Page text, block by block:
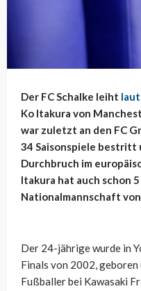
Der FC Schalke leiht
Ko Itakura von
war zuletzt an den FC
34 Saisonspiele bestritt
Durchbruch im
Itakura hat auch schon
Nationalmannschaft
Der 24-jährige wurde in
Finals von 2002, geboren
Fußballer bei Kawasaki